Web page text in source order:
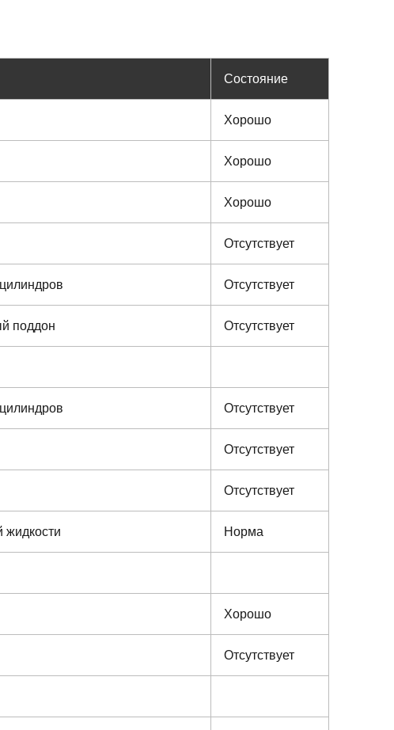
Состояние
Хорошо
Хорошо
Хорошо
Отсутствует
Отсутствует
поддон Отсутствует
Отсутствует
Отсутствует
Отсутствует
жидкости Норма
Хорошо
Отсутствует